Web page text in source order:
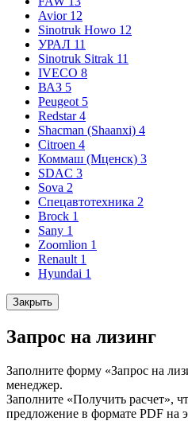
Avior 12
Sinotruk Howo 12
УРАЛ 11
Sinotruk Sitrak 11
IVECO 8
ВАЗ 5
Peugeot 5
Redstar 4
Shacman (Shaanxi) 4
Citroen 4
Коммаш (Мценск) 3
SDAC 3
Sova 2
Спецавтотехника 2
Brock 1
Sany 1
Zoomlion 1
Renault 1
Hyundai 1
Закрыть
Запрос на лизинг
Заполните форму «Запрос на
менеджер.
Заполните «Получить расчет»,
предложение в формате PDF на